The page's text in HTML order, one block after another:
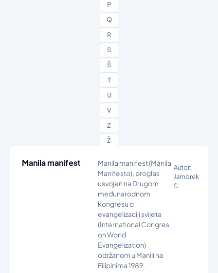
P
Q
R
S
Š
T
U
V
Z
Ž
Manila manifest
Manila manifest (Manila
Manifesto), proglas
usvojen na Drugom
međunarodnom
kongresu o
evangelizaciji svijeta
(International Congres
on World
Evangelization)
održanom u Manili na
Filipinima 1989.
Autor:
Jambrek
S.